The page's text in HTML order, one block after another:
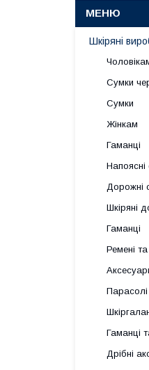
Шкіряні
Сумки
Сумки
Жінкам
Гаманці
Напоясні
Дорожні
Шкіряні
Гаманці
Ремені
Парасолі
Гаманці
Дрібні